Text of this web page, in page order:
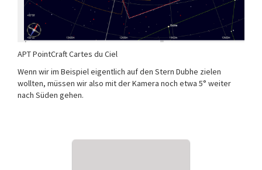
APT PointCraft Cartes du Ciel
Wenn wir im Beispiel eigentlich auf den Stern Dubhe zielen
wollten, müssen wir also mit der Kamera noch etwa 5° weiter
nach Süden gehen.